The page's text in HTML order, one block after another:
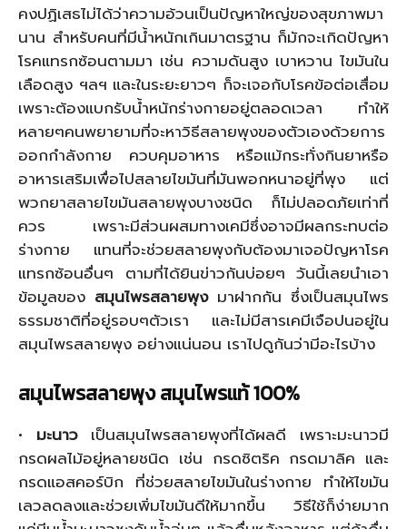
คงปฏิเสธไม่ได้ว่าความอ้วนเป็นปัญหาใหญ่ของสุขภาพมา
นาน สำหรับคนที่มีน้ำหนักเกินมาตรฐาน ก็มักจะเกิดปัญหา
โรคแทรกซ้อนตามมา เช่น ความดันสูง เบาหวาน ไขมันใน
เลือดสูง ฯลฯ และในระยะยาวๆ ก็จะเจอกับโรคข้อต่อเสื่อม
เพราะต้องแบกรับน้ำหนักร่างกายอยู่ตลอดเวลา ทำให้
หลายๆคนพยายามที่จะหาวิธีสลายพุงของตัวเองด้วยการ
ออกกำลังกาย ควบคุมอาหาร หรือแม้กระทั่งกินยาหรือ
อาหารเสริมเพื่อไปสลายไขมันที่มันพอกหนาอยู่ที่พุง แต่
พวกยาสลายไขมันสลายพุงบางชนิด ก็ไม่ปลอดภัยเท่าที่
ควร เพราะมีส่วนผสมทางเคมีซึ่งอาจมีผลกระทบต่อ
ร่างกาย แทนที่จะช่วยสลายพุงกับต้องมาเจอปัญหาโรค
แทรกซ้อนอื่นๆ ตามที่ได้ยินข่าวกันบ่อยๆ วันนี้เลยนำเอา
ข้อมูลของ สมุนไพรสลายพุงมาฝากกัน ซึ่งเป็นสมุนไพร
ธรรมชาติที่อยู่รอบๆตัวเรา และไม่มีสารเคมีเจือปนอยู่ใน
สมุนไพรสลายพุง อย่างแน่นอน เราไปดูกันว่ามีอะไรบ้าง
สมุนไพรสลายพุง สมุนไพรแท้ 100%
• มะนาวเป็นสมุนไพรสลายพุงที่ได้ผลดี เพราะมะนาวมี
กรดผลไม้อยู่หลายชนิด เช่น กรดซิตริค กรดมาลิค และ
กรดแอสคอร์บิก ที่ช่วยสลายไขมันในร่างกาย ทำให้ไขมัน
เลวลดลงและช่วยเพิ่มไขมันดีให้มากขึ้น วิธีใช้ก็ง่ายมาก